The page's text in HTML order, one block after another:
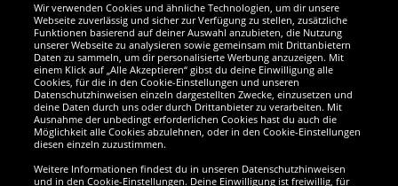
Wir sind ausgezeichnet
Wir verwenden Cookies und ähnliche Technologien, um dir unsere
Webseite zuverlässig und sicher zur Verfügung zu stellen, zusätzliche
Funktionen basierend auf deiner Auswahl anzubieten, die Nutzung
unserer Webseite zu analysieren sowie gemeinsam mit Drittanbietern
Daten zu sammeln, um dir personalisierte Werbung anzuzeigen. Mit
einem Klick auf „Alle Akzeptieren“ gibst du deine Einwilligung alle
Cookies, für die in den Cookie-Einstellungen und unseren
Datenschutzhinweisen einzeln dargestellten Zwecke, einzusetzen und
deine Daten durch uns oder durch Drittanbieter zu verarbeiten. Mit
Ausnahme der unbedingt erforderlichen Cookies hast du auch die
Möglichkeit alle Cookies abzulehnen, oder in den Cookie-Einstellungen
diesen einzeln zuzustimmen.
Weitere Informationen findest du in unseren Datenschutzhinweisen
und in den Cookie-Einstellungen. Deine Einwilligung ist freiwillig, für